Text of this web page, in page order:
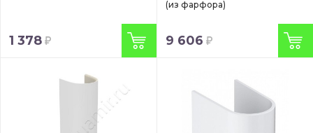
1 378
(из фарфора)
9 606